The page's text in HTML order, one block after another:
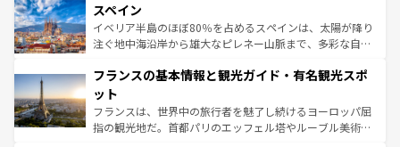
ろん、トスカーナの美しい田園風景やアマルフィ海岸の絶
景など、自然景観も見逃せない。観光の合間には、本場の
ピザやパスタなど、絶品のイタリア料理を堪能することも
ませてくれるイタリアで、忘れられない旅をしてみよう！
なお、新着のイタリア情報は
しい。
スペイン
イベリア半島のほぼ80％を占めるスペインは、太陽が降り
注ぐ地中海沿岸から雄大なピレネー山脈まで、多彩な自然
文化が根付くこの国では、情熱的なフラメンコ、熱気あふ
れる闘牛、そして美味しいタパスが生活の一部となってい
る。首都マドリードの洗練された雰囲気や、バルセロナの
アートに溢れた街角から、地方では古代ローマ遺跡や中世
フランスの基本情報と観光ガイド・有名観光スポ
ット
フランスは、世界中の旅行者を魅了し続けるヨーロッパ屈
指の観光地だ。首都パリのエッフェル塔やルーブル美術館